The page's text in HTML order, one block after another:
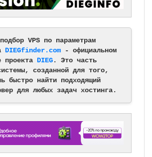
VPS по параметрам
DIEGfinder.com - официальном
проекта DIEG. Это часть
созданной для того,
быстро найти подходящий
для любых задач хостинга.